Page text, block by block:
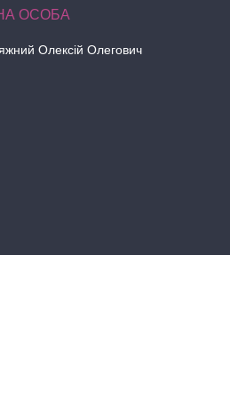
Олексій Олегович